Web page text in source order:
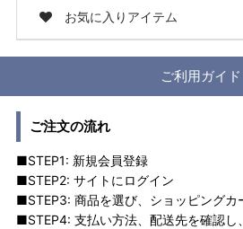
お気に入りアイテム
ご利用ガイド
ご注文の流れ
■STEP1: 新規会員登録
■STEP2: サイトにログイン
■STEP3: 商品を選び、ショッピングカ
■STEP4: 支払い方法、配送先を確認し